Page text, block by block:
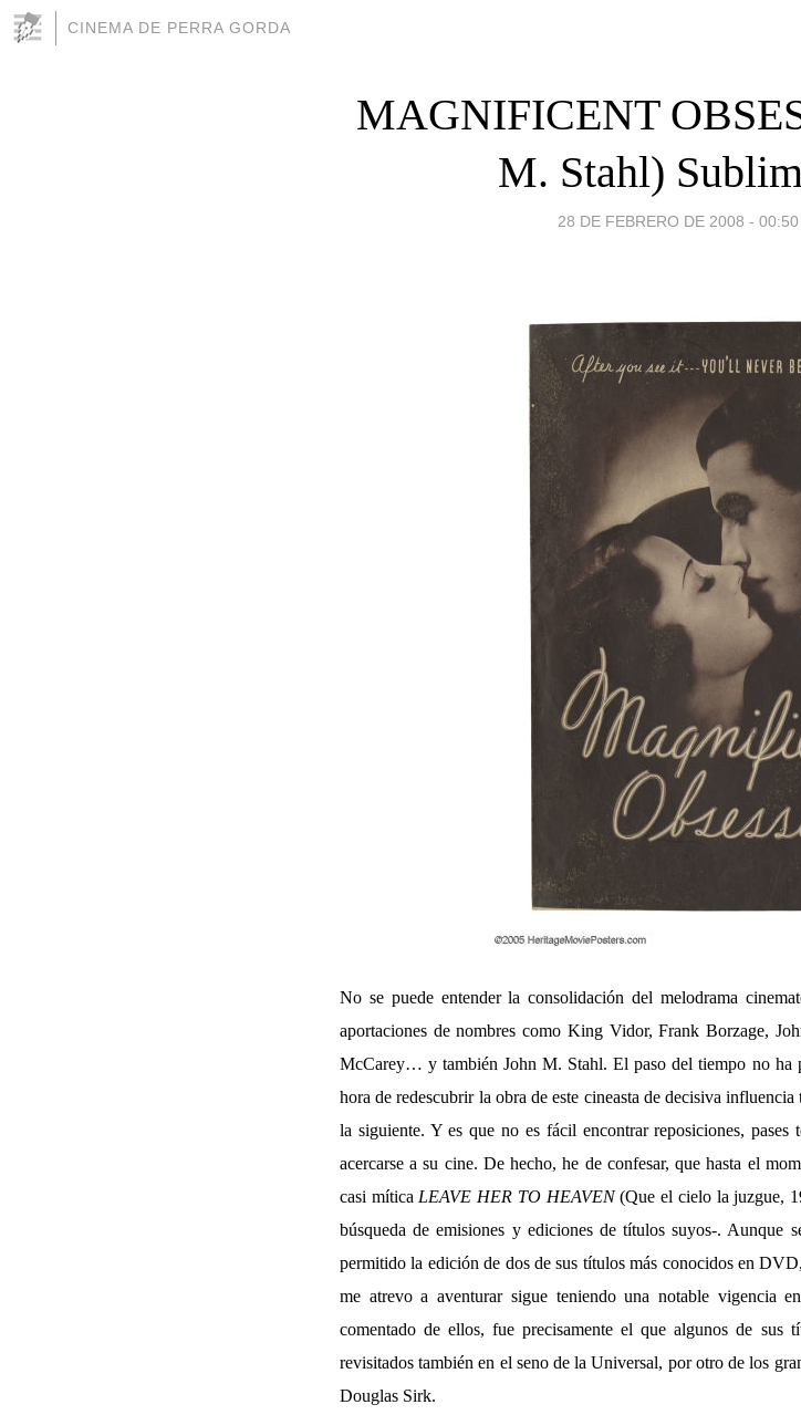
CINEMA DE PERRA GORDA
MAGNIFICENT
M. Stahl)
28 DE FEBRERO DE 2008 - 00:50
No se puede entender la consolidación del melodrama
aportaciones de nombres como King Vidor, Frank Borzage,
McCarey… y también John M. Stahl. El paso del tiempo no ha
hora de redescubrir la obra de este cineasta de decisiva
la siguiente. Y es que no es fácil encontrar reposiciones,
acercarse a su cine. De hecho, he de confesar, que hasta el
casi mítica LEAVE HER TO HEAVEN(Que el cielo la juzgue,
búsqueda de emisiones y ediciones de títulos suyos-. Aunque
permitido la edición de dos de sus títulos más conocidos en
me atrevo a aventurar sigue teniendo una notable vigencia
comentado de ellos, fue precisamente el que algunos de sus
revisitados también en el seno de la Universal, por otro de los
Douglas Sirk.